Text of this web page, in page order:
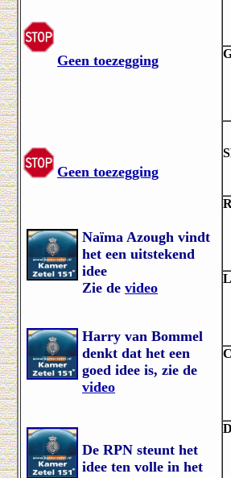
Geen toezegging
Geen toezegging
Naïma Azough vindt
het een uitstekend
idee
Zie de video
Harry van Bommel
denkt dat het een
goed idee is, zie de
video
De RPN steunt het
idee ten volle in het